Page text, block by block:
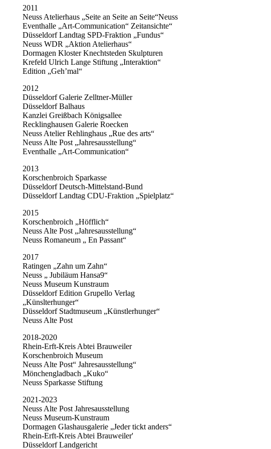
2011
Neuss Atelierhaus „Seite an Seite an Seite“Neuss
Eventhalle „Art-Communication“ Zeitansichte“
Düsseldorf Landtag SPD-Fraktion „Fundus“
Neuss WDR „Aktion Atelierhaus“
Dormagen Kloster Knechtsteden Skulpturen
Krefeld Ulrich Lange Stiftung „Interaktion“
Edition „Geh’mal“
2012
Düsseldorf Galerie Zelltner-Müller
Düsseldorf Balhaus
Kanzlei Greißbach Königsallee
Recklinghausen Galerie Roecken
Neuss Atelier Rehlinghaus „Rue des arts“
Neuss Alte Post „Jahresausstellung“
Eventhalle „Art-Communication“
2013
Korschenbroich Sparkasse
Düsseldorf Deutsch-Mittelstand-Bund
Düsseldorf Landtag CDU-Fraktion „Spielplatz“
2015
Korschenbroich „Höfflich“
Neuss Alte Post „Jahresausstellung“
Neuss Romaneum „ En Passant“
2017
Ratingen „Zahn um Zahn“
Neuss „ Jubiläum Hansa9“
Neuss Museum Kunstraum
Düsseldorf Edition Grupello Verlag
„Künslterhunger“
Düsseldorf Stadtmuseum „Künstlerhunger“
Neuss Alte Post
2018-2020
Rhein-Erft-Kreis Abtei Brauweiler
Korschenbroich Museum
Neuss Alte Post“ Jahresausstellung“
Mönchengladbach „Kuko“
Neuss Sparkasse Stiftung
2021-2023
Neuss Alte Post Jahresausstellung
Neuss Museum-Kunstraum
Dormagen Glashausgalerie „Jeder tickt anders“
Rhein-Erft-Kreis Abtei Brauweiler'
Düsseldorf Landgericht